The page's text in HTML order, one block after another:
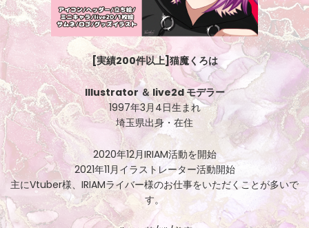
[実績200件以上]猫魔くろは
Illustrator ＆ live2d モデラー
1997年3月4日生まれ
埼玉県出身・在住
2020年12月IRIAM活動を開始
2021年11月イラストレーター活動開始
主にVtuber様、IRIAMライバー様のお仕事をいただくことが多いで
す。